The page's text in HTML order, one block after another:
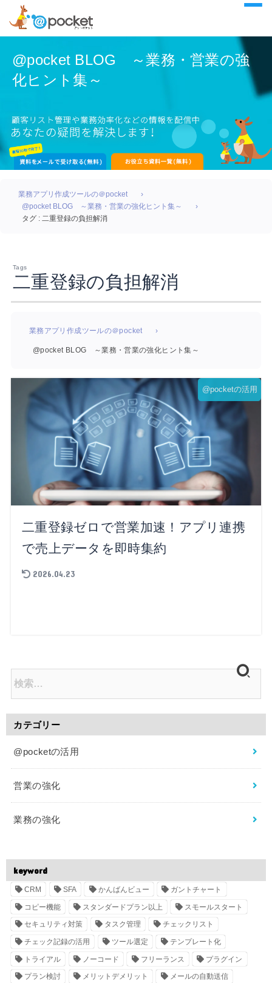
@pocket BLOG ～業務・営業の強
化ヒント集～
業務アプリ作成ツールの＠pocket
@pocket BLOG ～業務・営業の強化ヒント集～
タグ : 二重登録の負担解消
二重登録の負担解消
業務アプリ作成ツールの＠pocket
@pocket BLOG ～業務・営業の強化ヒント集～
@pocketの活用
二重登録ゼロで営業加速！アプリ連携
で売上データを即時集約
2026.04.23
カテゴリー
@pocketの活用
営業の強化
業務の強化
keyword
CRM SFA かんばんビュー ガントチャート
コピー機能 スタンダードプラン以上 スモールスタート
セキュリティ対策 タスク管理 チェックリスト
チェック記録の活用 ツール選定 テンプレート化
トライアル ノーコード フリーランス プラグイン
プラン検討 メリットデメリット メールの自動送信